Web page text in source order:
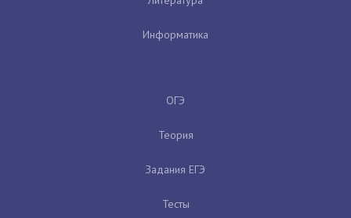
Информатика
ОГЭ
Теория
Задания ЕГЭ
Тесты